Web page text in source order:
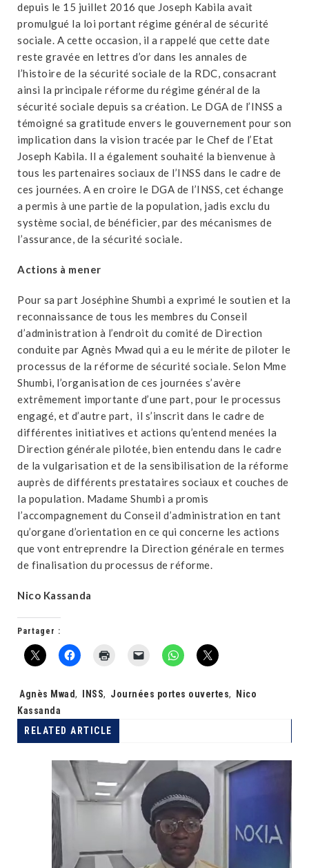
depuis le 15 juillet 2016 que Joseph Kabila avait
promulgué la loi portant régime général de sécurité
sociale. A cette occasion, il a rappelé que cette date
reste gravée en lettres d’or dans les annales de
l’histoire de la sécurité sociale de la RDC, consacrant
ainsi la principale réforme du régime général de la
sécurité sociale depuis sa création. Le DGA de l’INSS a
témoigné sa gratitude envers le gouvernement pour son
implication dans la vision tracée par le Chef de l’Etat
Joseph Kabila. Il a également souhaité la bienvenue à
tous les partenaires sociaux de l’INSS dans le cadre de
ces journées. A en croire le DGA de l’INSS, cet échange
a permis à une partie de la population, jadis exclu du
système social, de bénéficier, par des mécanismes de
l’assurance, de la sécurité sociale.
Actions à mener
Pour sa part Joséphine Shumbi a exprimé le soutien et la
reconnaissance de tous les membres du Conseil
d’administration à l’endroit du comité de Direction
conduite par Agnès Mwad qui a eu le mérite de piloter le
processus de la réforme de sécurité sociale. Selon Mme
Shumbi, l’organisation de ces journées s’avère
extrêmement importante d’une part, pour le processus
engagé, et d’autre part, il s’inscrit dans le cadre de
différentes initiatives et actions qu’entend menées la
Direction générale pilotée, bien entendu dans le cadre
de la vulgarisation et de la sensibilisation de la réforme
auprès de différents prestataires sociaux et couches de
la population. Madame Shumbi a promis
l’accompagnement du Conseil d’administration en tant
qu’organe d’orientation en ce qui concerne les actions
que vont entreprendre la Direction générale en termes
de finalisation du processus de réforme.
Nico Kassanda
Partager :
Tags:
Agnès Mwad, INSS, Journées portes ouvertes,
Nico
Kassanda
RELATED ARTICLE